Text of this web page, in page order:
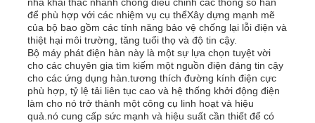
Yêu cầu báo giá
bộ máy phát điện diesel
để phù hợp với các nhiệm vụ cụ thểXây dựng mạnh mẽ
của bộ bao gồm các tính năng bảo vệ chống lại lỗi điện và
thiệt hại môi trường, tăng tuổi thọ và độ tin cậy.
Bộ máy phát điện hàn này là một sự lựa chọn tuyệt vời
cho các chuyên gia tìm kiếm một nguồn điện đáng tin cậy
cho các ứng dụng hàn.tương thích đường kính điện cực
phù hợp, tỷ lệ tải liên tục cao và hệ thống khởi động điện
làm cho nó trở thành một công cụ linh hoạt và hiệu
quả.nó cung cấp sức mạnh và hiệu suất cần thiết để có